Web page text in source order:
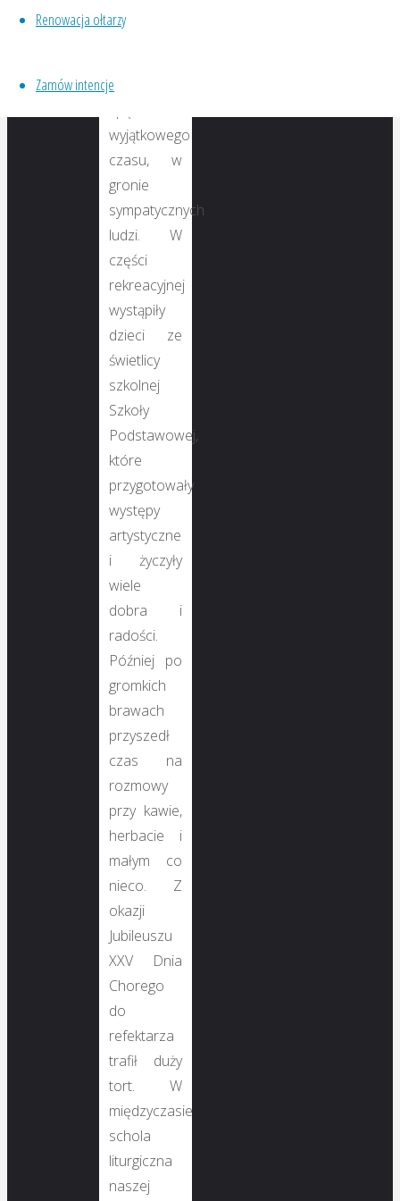
Renowacja ołtarzy
Zamów intencje
mieli
okazję do
wyjątkowego
czasu, w
gronie
sympatycznych
ludzi. W
części
rekreacyjnej
wystąpiły
dzieci ze
świetlicy
szkolnej
Szkoły
Podstawowej,
które
przygotowały
występy
artystyczne
i życzyły
wiele
dobra i
radości.
Później po
gromkich
brawach
przyszedł
czas na
rozmowy
przy kawie,
herbacie i
małym co
nieco. Z
okazji
Jubileuszu
XXV Dnia
Chorego
do
refektarza
trafił duży
tort. W
międzyczasie
schola
liturgiczna
naszej